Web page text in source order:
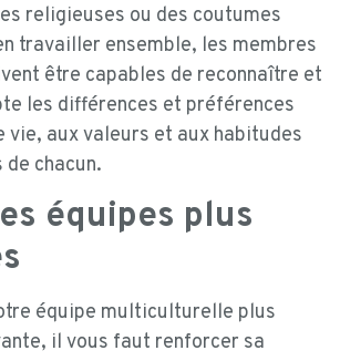
religieuses ou des coutumes
travailler ensemble, les membres
être capables de reconnaître et
les différences et préférences
vie, aux valeurs et aux habitudes
chacun.
équipes plus
équipe multiculturelle plus
il vous faut renforcer sa